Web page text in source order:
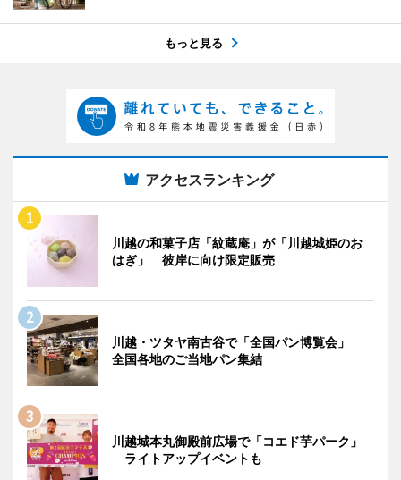
もっと見る
アクセスランキング
川越の和菓子店「紋蔵庵」が「川越城姫のお
はぎ」 彼岸に向け限定販売
川越・ツタヤ南古谷で「全国パン博覧会」
全国各地のご当地パン集結
川越城本丸御殿前広場で「コエド芋パーク」
ライトアップイベントも